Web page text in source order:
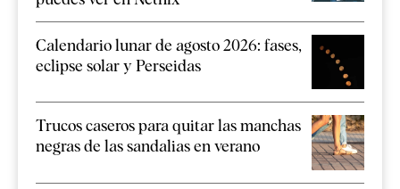
Calendario lunar de agosto 2026: fases,
eclipse solar y Perseidas
Trucos caseros para quitar las manchas
negras de las sandalias en verano